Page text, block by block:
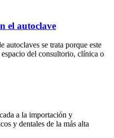
el autoclave
autoclaves se trata porque este
espacio del consultorio, clínica o
a la importación y
y dentales de la más alta